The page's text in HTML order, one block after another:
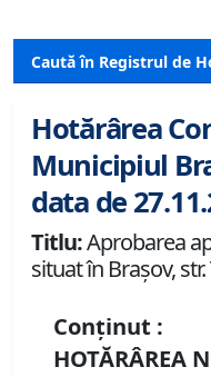
Caută în Registrul de
Hotărârea
Municipiul
data de
Titlu:Aprobarea
situat în Brașov,
Conținut :
HOTĂRÂREA